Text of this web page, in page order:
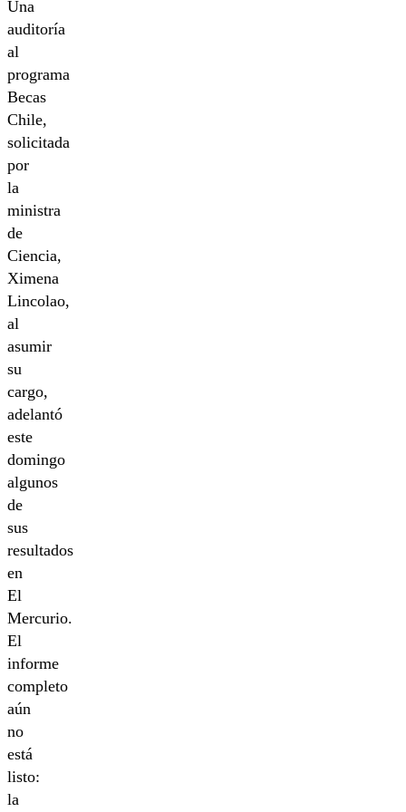
Una
auditoría
al
programa
Becas
Chile,
solicitada
por
la
ministra
de
Ciencia,
Ximena
Lincolao,
al
asumir
su
cargo,
adelantó
este
domingo
algunos
de
sus
resultados
en
El
Mercurio.
El
informe
completo
aún
no
está
listo:
la